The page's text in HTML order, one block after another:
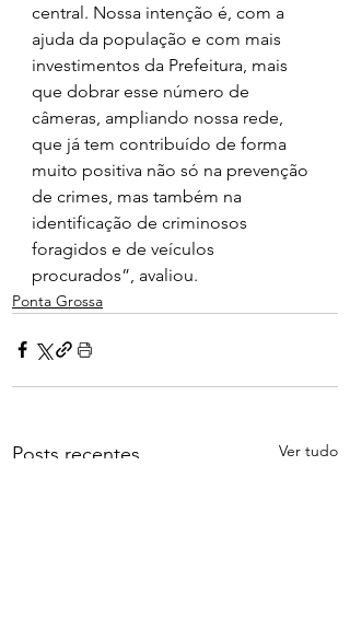
central. Nossa intenção é, com a
ajuda da população e com mais
investimentos da Prefeitura, mais
que dobrar esse número de
câmeras, ampliando nossa rede,
que já tem contribuído de forma
muito positiva não só na prevenção
de crimes, mas também na
identificação de criminosos
foragidos e de veículos
procurados”, avaliou.
Ponta Grossa
Posts recentes Ver tudo